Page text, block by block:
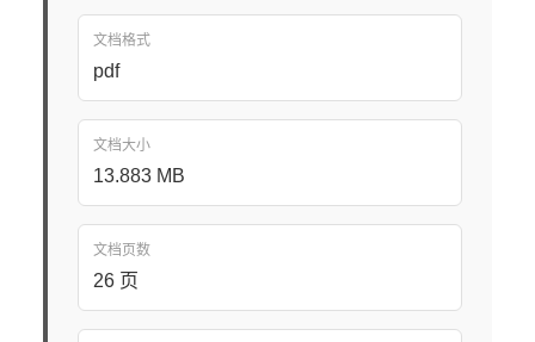
文档格式
pdf
文档大小
13.883 MB
文档页数
26 页